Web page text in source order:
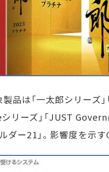
品は「一太郎シリーズ」
リーズ」「JUST
ルダー21」。影響度を示